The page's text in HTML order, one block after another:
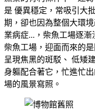
是 優異穩定，常吸引大
期，卻也因為整個大環
業病症...，柴魚工場逐
柴魚工場，迎面而來的
呈現焦黑的斑駁、 低矮
身軀配合著它，忙進忙
場的風景寫照。